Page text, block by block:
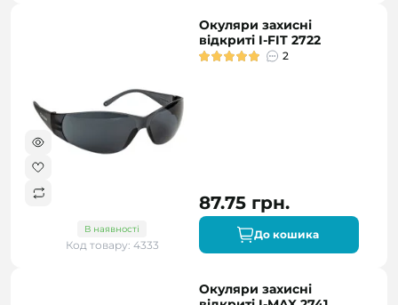
В наявності
Код товару: 4333
Окуляри захисні
відкриті I-FIT 2722
2
87.75 грн.
До кошика
Окуляри захисні